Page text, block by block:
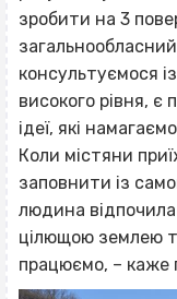
зробити на 3
консультуємося
високого рівня, є
ідеї, які
Коли містяни
заповнити із
людина
цілющою землею
працюємо, – каже